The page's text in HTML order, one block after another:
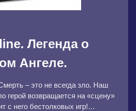
Легенда о
Ангеле.
– это не всегда зло. Наш
герой возвращается на «сцену»
с него бестолковых игр!…